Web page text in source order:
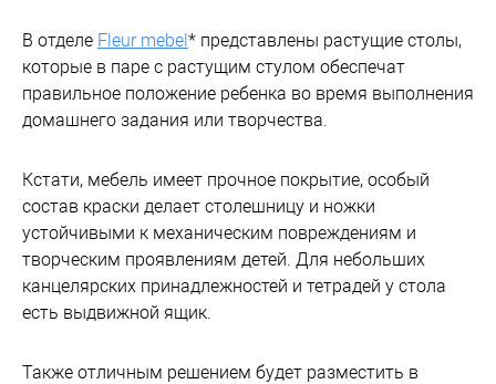
В отделе Fleur mebel* представлены растущие столы,
которые в паре с растущим стулом обеспечат
правильное положение ребенка во время выполнения
домашнего задания или творчества.
Кстати, мебель имеет прочное покрытие, особый
состав краски делает столешницу и ножки
устойчивыми к механическим повреждениям и
творческим проявлениям детей. Для небольших
канцелярских принадлежностей и тетрадей у стола
есть выдвижной ящик.
Также отличным решением будет разместить в